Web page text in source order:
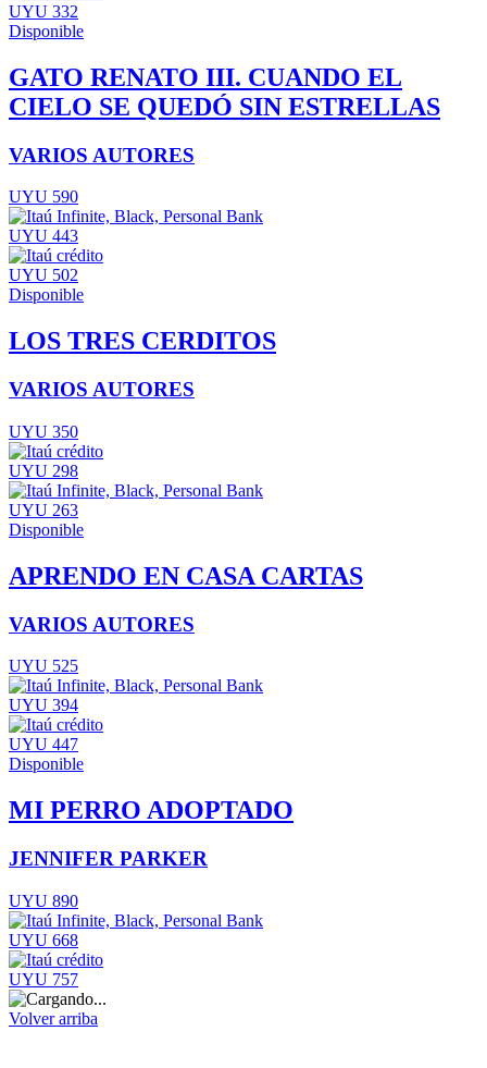
UYU 332
Disponible
GATO RENATO III. CUANDO EL
CIELO SE QUEDÓ SIN ESTRELLAS
VARIOS AUTORES
UYU 590
UYU 443
UYU 502
Disponible
LOS TRES CERDITOS
VARIOS AUTORES
UYU 350
UYU 298
UYU 263
Disponible
APRENDO EN CASA CARTAS
VARIOS AUTORES
UYU 525
UYU 394
UYU 447
Disponible
MI PERRO ADOPTADO
JENNIFER PARKER
UYU 890
UYU 668
UYU 757
Volver arriba